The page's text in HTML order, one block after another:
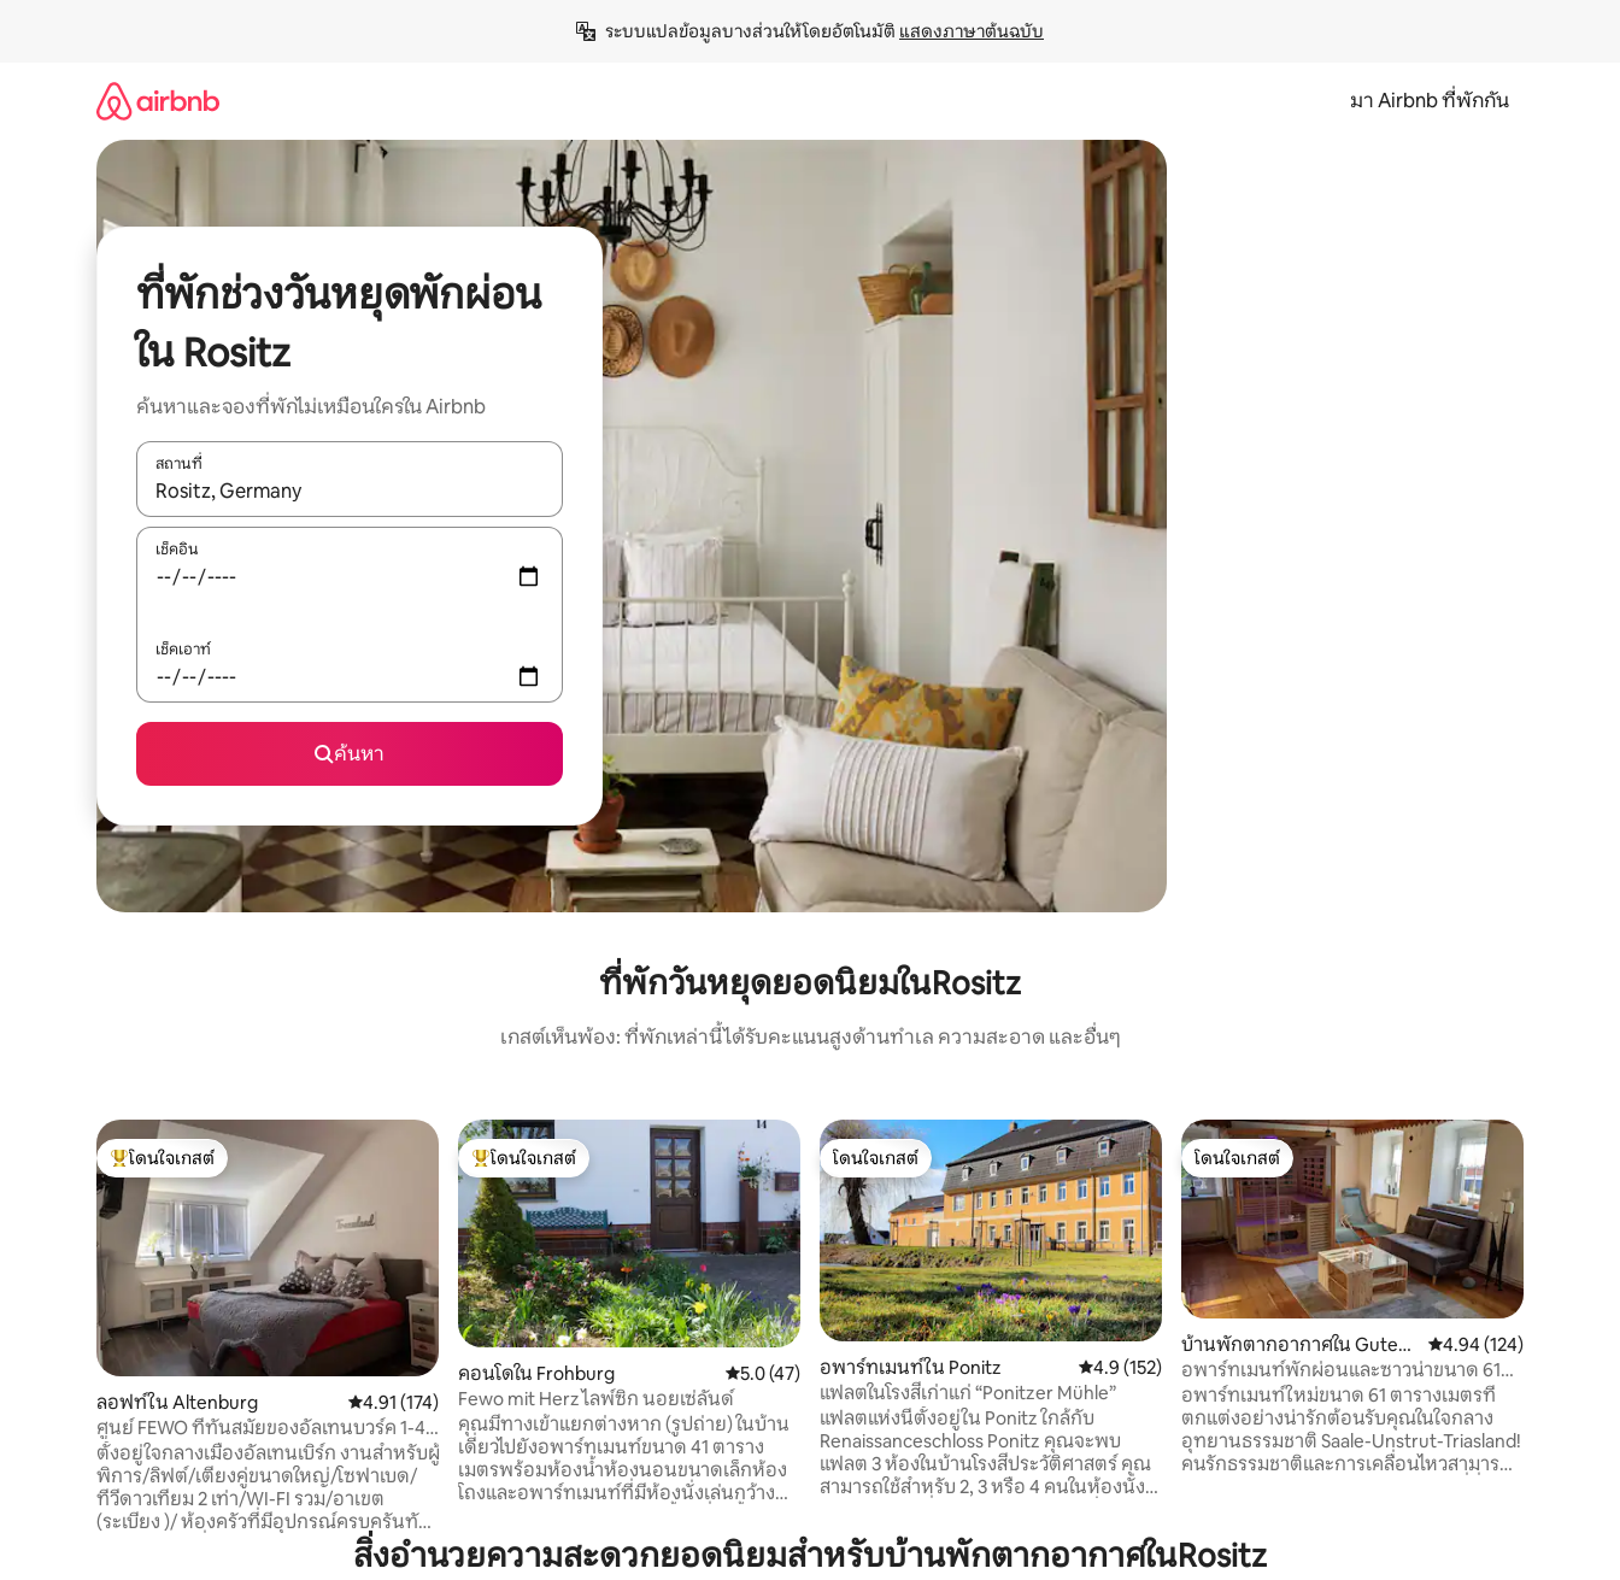
ระบบแปลข้อมูลบางส่วนให้โดยอัตโนมัติ แสดงภาษาต้นฉบับ
มา Airbnb ที่พักกัน
ที่พักช่วงวันหยุดพักผ่อน
ใน Rositz
ค้นหาและจองที่พักไม่เหมือนใครใน Airbnb
สถานที่
ใช้ลูกศรขึ้นลง หรือใช้การสัมผัสหรือปัด เพื่อสำรวจผลการค้นหา
เช็คอิน
เช็คเอาท์
ค้นหา
ที่พักวันหยุดยอดนิยมในRositz
เกสต์เห็นพ้อง: ที่พักเหล่านี้ได้รับคะแนนสูงด้านทำเล ความสะอาด และอื่นๆ
โดนใจเกสต์ที่สุด
โดนใจเกสต์
ลอฟท์ใน Altenburg คะแนนเฉลี่ย 4.91 จาก 5, 174 รีวิว
4.91 (174)
ศูนย์ FEWO ที่ทันสมัยของอัลเทนบวร์ค 1-4
คน มีลิฟท์
ตั้งอยู่ใจกลางเมืองอัลเทนเบิร์ก งานสำหรับผู้
พิการ/ลิฟต์/เตียงคู่ขนาดใหญ่/โซฟาเบด/
ทีวีดาวเทียม 2 เท่า/WI-FI รวม/อาเขต
(ระเบียง )/ ห้องครัวที่มีอุปกรณ์ครบครันทัน
สมัยพร้อมเครื่องล้างจานเตาไฟฟ้า
ไมโครเวฟตู้เย็นเครื่องชงกาแฟ Nespresso
โดนใจเกสต์ที่สุด
โดนใจเกสต์
คอนโดใน Frohburg คะแนนเฉลี่ย 5.0 จาก 5, 47 รีวิว
5.0 (47)
Fewo mit Herz ไลพ์ซิก นอยเซ่ลันด์
คุณมีทางเข้าแยกต่างหาก (รูปถ่าย) ในบ้าน
เดี่ยวไปยังอพาร์ทเมนท์ขนาด 41 ตาราง
เมตรพร้อมห้องน้ำห้องนอนขนาดเล็กห้อง
โถงและอพาร์ทเมนท์ที่มีห้องนั่งเล่นกว้าง
ขนมปังเครื่องชงกาแฟทุกอย่างในชั้นเดียว
โดยไม่มีบันไดหรือพื้นต่างระดับ มีเตียงเด็ก
โดนใจเกสต์
โดนใจเกสต์
อพาร์ทเมนท์ใน Ponitz คะแนนเฉลี่ย 4.9 จาก 5, 152 รีวิว
4.9 (152)
แฟลตในโรงสีเก่าแก่ “Ponitzer Mühle”
แฟลตแห่งนี้ตั้งอยู่ใน Ponitz ใกล้กับ
Renaissanceschloss Ponitz คุณจะพบ
แฟลต 3 ห้องในบ้านโรงสีประวัติศาสตร์ คุณ
สามารถใช้สำหรับ 2, 3 หรือ 4 คนในห้องนั่ง
สำหรับ 3 คนหากจำเป็น ชั้นล่างเป็นเตียง
สำหรับคนที่ 4 มีเตียงสำหรับเด็กเล็กและเล็ก
โดนใจเกสต์
โดนใจเกสต์
บ้านพักตากอากาศใน Guten
born
คะแนนเฉลี่ย 4.94 จาก
4.94 (124)
อพาร์ทเมนท์พักผ่อนและซาวน่าขนาด 61
ตร.ม.
อพาร์ทเมนท์ใหม่ขนาด 61 ตารางเมตรที่
ตกแต่งอย่างน่ารักต้อนรับคุณในใจกลาง
อุทยานธรรมชาติ Saale-Unstrut-Triasland!
คนรักธรรมชาติและการเคลื่อนไหวสามารถ
เพลิดเพลินไปกับภูมิภาคไวน์บน White
สิ่งอำนวยความสะดวกยอดนิยมสำหรับบ้านพักตากอากาศในRositz